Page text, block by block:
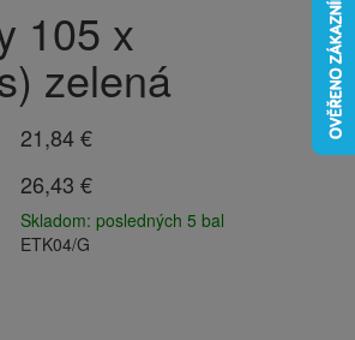
105 x
zelená
21,84 €
26,43 €
Skladom: posledných 5 bal
ETK04/G